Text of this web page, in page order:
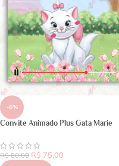
-6%
Convite Animado Plus Gata Marie
R$80,00 R$ 75,00